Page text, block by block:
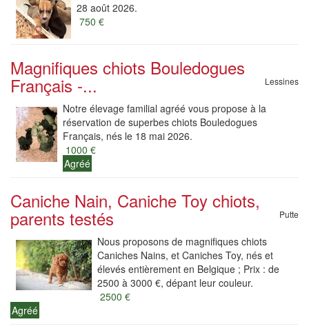
28 août 2026.
750 €
Magnifiques chiots Bouledogues
Français -... Lessines
Notre élevage familial agréé vous propose à la
réservation de superbes chiots Bouledogues
Français, nés le 18 mai 2026.
1000 €
Agréé
Caniche Nain, Caniche Toy chiots,
parents testés Putte
Nous proposons de magnifiques chiots
Caniches Nains, et Caniches Toy, nés et
élevés entièrement en Belgique ; Prix : de
2500 à 3000 €, dépant leur couleur.
2500 €
Agréé